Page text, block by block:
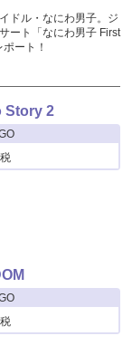
ドル・なにわ男子。ジ
ート「なにわ男子 First
ート！
Story 2